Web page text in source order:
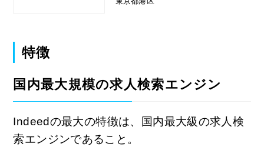
特徴
国内最大規模の求人検索エンジン
Indeedの最大の特徴は、国内最大級の求人検
索エンジンであること。